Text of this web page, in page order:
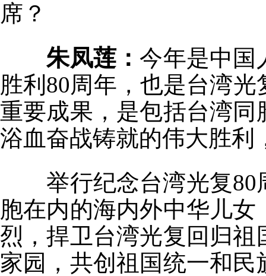
席？
朱凤莲： 今年是中国
胜利80周年，也是台湾
重要成果，是包括台湾
浴血奋战铸就的伟大胜利
举行纪念台湾光复80
胞在内的海内外中华儿
烈，捍卫台湾光复回归
家园，共创祖国统一和